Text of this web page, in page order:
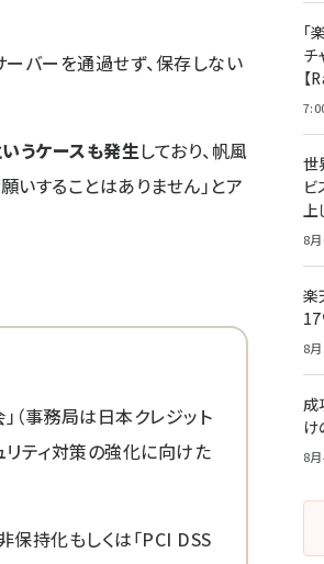
ーバーを通過せず、保存しない
うケースも発生しており、帆風
いすることはありません」とア
（事務局は日本クレジット
リティ対策の強化に向けた
保持化もしくは「PCI DSS
「
チ
世
上
8
楽
8
成
け
8